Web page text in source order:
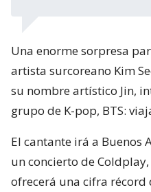
Una enorme sorpresa
artista surcoreano Kim
su nombre artístico Jin,
grupo de K-pop, BTS:
El cantante irá a Buenos
un concierto de
ofrecerá una cifra récord